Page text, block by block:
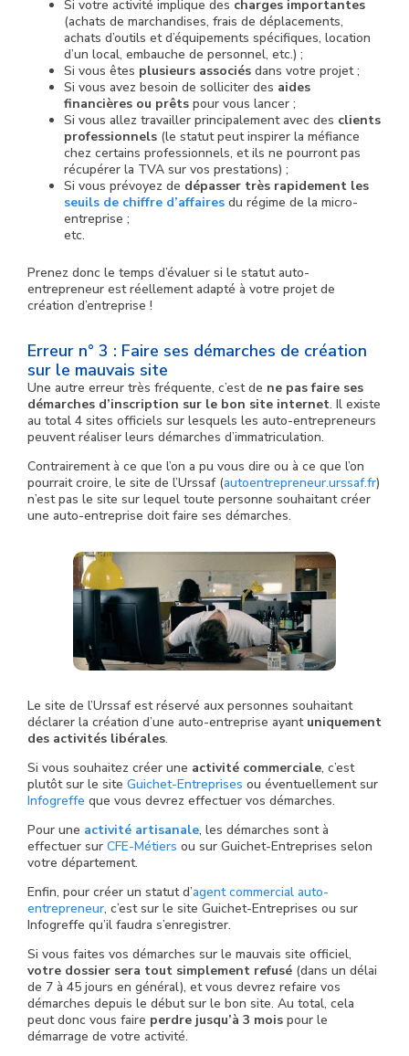
Si votre activité implique des charges importantes
(achats de marchandises, frais de déplacements,
achats d’outils et d’équipements spécifiques, location
d’un local, embauche de personnel, etc.) ;
Si vous êtes plusieurs associés dans votre projet ;
Si vous avez besoin de solliciter des aides
financières ou prêts pour vous lancer ;
Si vous allez travailler principalement avec des clients
professionnels (le statut peut inspirer la méfiance
chez certains professionnels, et ils ne pourront pas
récupérer la TVA sur vos prestations) ;
Si vous prévoyez de dépasser très rapidement les
seuils de chiffre d’affaires du régime de la micro-
entreprise ;
etc.
Prenez donc le temps d’évaluer si le statut auto-
entrepreneur est réellement adapté à votre projet de
création d’entreprise !
Erreur n° 3 : Faire ses démarches de création
sur le mauvais site
Une autre erreur très fréquente, c’est de ne pas faire ses
démarches d’inscription sur le bon site internet. Il existe
au total 4 sites officiels sur lesquels les auto-entrepreneurs
peuvent réaliser leurs démarches d’immatriculation.
Contrairement à ce que l’on a pu vous dire ou à ce que l’on
pourrait croire, le site de l’Urssaf (autoentrepreneur.urssaf.fr)
n’est pas le site sur lequel toute personne souhaitant créer
une auto-entreprise doit faire ses démarches.
Le site de l’Urssaf est réservé aux personnes souhaitant
déclarer la création d’une auto-entreprise ayant uniquement
des activités libérales.
Si vous souhaitez créer une activité commerciale, c’est
plutôt sur le site Guichet-Entreprises ou éventuellement sur
Infogreffe que vous devrez effectuer vos démarches.
Pour une activité artisanale, les démarches sont à
effectuer sur CFE-Métiers ou sur Guichet-Entreprises selon
votre département.
Enfin, pour créer un statut d’agent commercial auto-
entrepreneur, c’est sur le site Guichet-Entreprises ou sur
Infogreffe qu’il faudra s’enregistrer.
Si vous faites vos démarches sur le mauvais site officiel,
votre dossier sera tout simplement refusé (dans un délai
de 7 à 45 jours en général), et vous devrez refaire vos
démarches depuis le début sur le bon site. Au total, cela
peut donc vous faire perdre jusqu’à 3 mois pour le
démarrage de votre activité.